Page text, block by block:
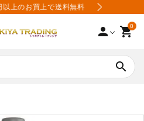
上のお買上で送料無料
person 0
shopping_cart
search